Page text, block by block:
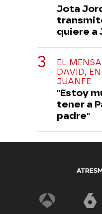
Jota
quiere a
EL
DAVID,
JUANFE
"Estoy
tener a
padre"